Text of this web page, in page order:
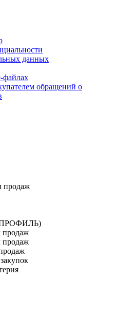
данных
файлах
обращений о
продаж
продаж
продаж